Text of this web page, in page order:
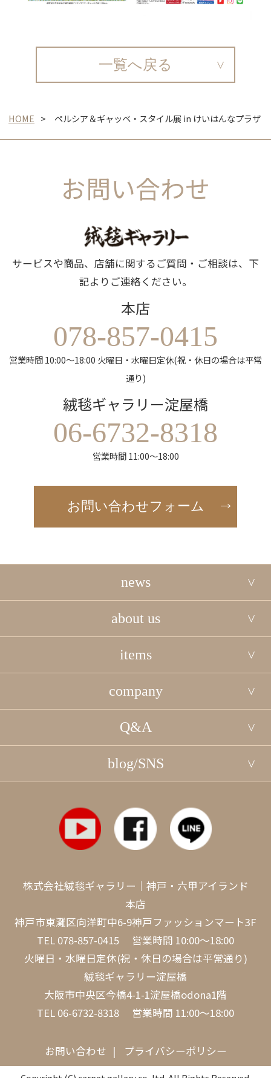
一覧へ戻る
HOME ペルシア＆ギャッベ・スタイル展 in けいはんなプラザ
お問い合わせ
サービスや商品、店舗に関するご質問・ご相談は、下
記よりご連絡ください。
本店
078-857-0415
営業時間 10:00～18:00 火曜日・水曜日定休(祝・休日の場合は平常
通り)
絨毯ギャラリー淀屋橋
06-6732-8318
営業時間 11:00～18:00
お問い合わせフォーム
news
about us
items
company
Q&A
blog/SNS
株式会社絨毯ギャラリー｜神戸・六甲アイランド
本店
神戸市東灘区向洋町中6-9神戸ファッションマート3F
TEL 078-857-0415 営業時間 10:00～18:00
火曜日・水曜日定休(祝・休日の場合は平常通り)
絨毯ギャラリー淀屋橋
大阪市中央区今橋4-1-1淀屋橋odona1階
TEL 06-6732-8318 営業時間 11:00～18:00
お問い合わせ プライバシーポリシー